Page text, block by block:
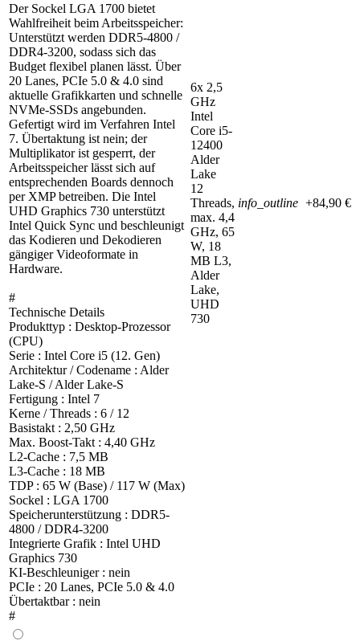
Der Sockel LGA 1700 bietet
Wahlfreiheit beim Arbeitsspeicher:
Unterstützt werden DDR5-4800 /
DDR4-3200, sodass sich das
Budget flexibel planen lässt. Über
20 Lanes, PCIe 5.0 & 4.0 sind
aktuelle Grafikkarten und schnelle
NVMe-SSDs angebunden.
Gefertigt wird im Verfahren Intel
7. Übertaktung ist nein; der
Multiplikator ist gesperrt, der
Arbeitsspeicher lässt sich auf
entsprechenden Boards dennoch
per XMP betreiben. Die Intel
UHD Graphics 730 unterstützt
Intel Quick Sync und beschleunigt
das Kodieren und Dekodieren
gängiger Videoformate in
Hardware.
#
Technische Details
Produkttyp : Desktop-Prozessor
(CPU)
Serie : Intel Core i5 (12. Gen)
Architektur / Codename : Alder
Lake-S / Alder Lake-S
Fertigung : Intel 7
Kerne / Threads : 6 / 12
Basistakt : 2,50 GHz
Max. Boost-Takt : 4,40 GHz
L2-Cache : 7,5 MB
L3-Cache : 18 MB
TDP : 65 W (Base) / 117 W (Max)
Sockel : LGA 1700
Speicherunterstützung : DDR5-
4800 / DDR4-3200
Integrierte Grafik : Intel UHD
Graphics 730
KI-Beschleuniger : nein
PCIe : 20 Lanes, PCIe 5.0 & 4.0
Übertaktbar : nein
#
6x 2,5
GHz
Intel
Core i5-
12400
Alder
Lake
12
Threads,
max. 4,4
GHz, 65
W, 18
MB L3,
Alder
Lake,
UHD
730
info_outline +84,90 €